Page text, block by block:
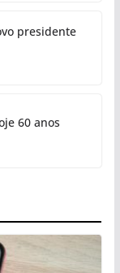
presidente
60 anos